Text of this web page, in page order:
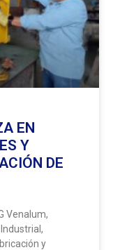
EN
Y
DE
Venalum,
y